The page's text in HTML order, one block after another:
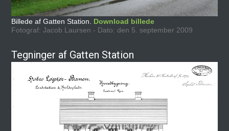
Billede af Gatten Station. Download billede
Fotograf: Jacob Laursen - Dato: den 5. september 2009
Tegninger af Gatten Station